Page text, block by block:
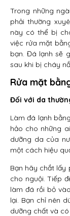
Trong những
phải thường
này có thể bị
việc rửa mặt
bạn. Đá lạnh sẽ
sau khi bị cháy
Rửa mặt
Đối với da
Làm đá lạnh
hảo cho những
dưỡng da của
một cách hiệu
Bạn hãy chắt lấy
cho nguội. Tiếp
làm đá rồi bỏ
lại. Bạn chỉ nên
dưỡng chất và